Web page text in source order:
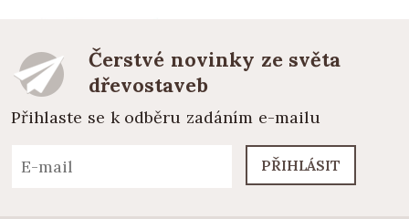
Čerstvé novinky ze světa
dřevostaveb
Přihlaste se k odběru zadáním e-mailu
PŘIHLÁSIT